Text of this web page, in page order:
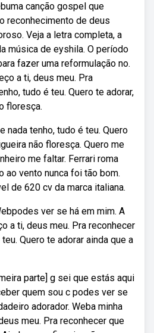
canção gospel que
reconhecimento de deus
Veja a letra completa, a
música de eyshila. O período
fazer uma reformulação no.
a ti, deus meu. Pra
tudo é teu. Quero te adorar,
floresça.
nada tenho, tudo é teu. Quero
não floresça. Quero me
me faltar. Ferrari roma
ao vento nunca foi tão bom.
de 620 cv da marca italiana.
ver se há em mim. A
a ti, deus meu. Pra reconhecer
Quero te adorar ainda que a
parte] g sei que estás aqui
quem sou c podes ver se
adorador. Weba minha
meu. Pra reconhecer que